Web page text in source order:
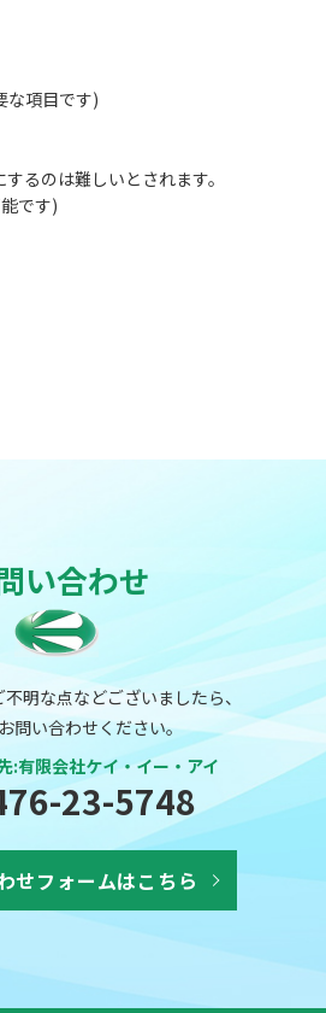
な項目です)
るのは難しいとされます。
です)
い合わせ
明な点などございましたら、
問い合わせください。
:有限会社ケイ・イー・アイ
23-5748
せフォームはこちら